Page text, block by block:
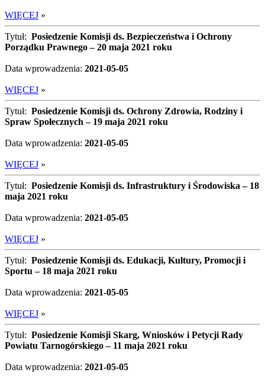
WIĘCEJ »
Tytuł: Posiedzenie Komisji ds. Bezpieczeństwa i Ochrony
Porządku Prawnego – 20 maja 2021 roku
Data wprowadzenia: 2021-05-05
WIĘCEJ »
Tytuł: Posiedzenie Komisji ds. Ochrony Zdrowia, Rodziny i
Spraw Społecznych – 19 maja 2021 roku
Data wprowadzenia: 2021-05-05
WIĘCEJ »
Tytuł: Posiedzenie Komisji ds. Infrastruktury i Środowiska – 18
maja 2021 roku
Data wprowadzenia: 2021-05-05
WIĘCEJ »
Tytuł: Posiedzenie Komisji ds. Edukacji, Kultury, Promocji i
Sportu – 18 maja 2021 roku
Data wprowadzenia: 2021-05-05
WIĘCEJ »
Tytuł: Posiedzenie Komisji Skarg, Wniosków i Petycji Rady
Powiatu Tarnogórskiego – 11 maja 2021 roku
Data wprowadzenia: 2021-05-05